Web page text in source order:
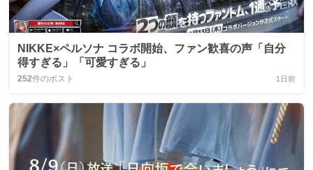
NIKKE×ペルソナ コラボ開始、ファン歓喜の声「自分
得すぎる」「可愛すぎる」
252件のポスト 1日前